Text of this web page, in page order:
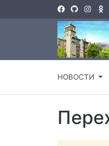
НОВОСТИ